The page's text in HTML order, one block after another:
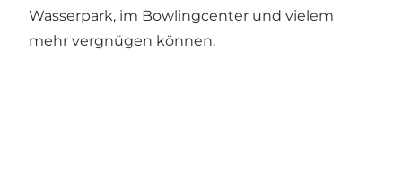
Wasserpark, im Bowlingcenter und vielem
mehr vergnügen können.